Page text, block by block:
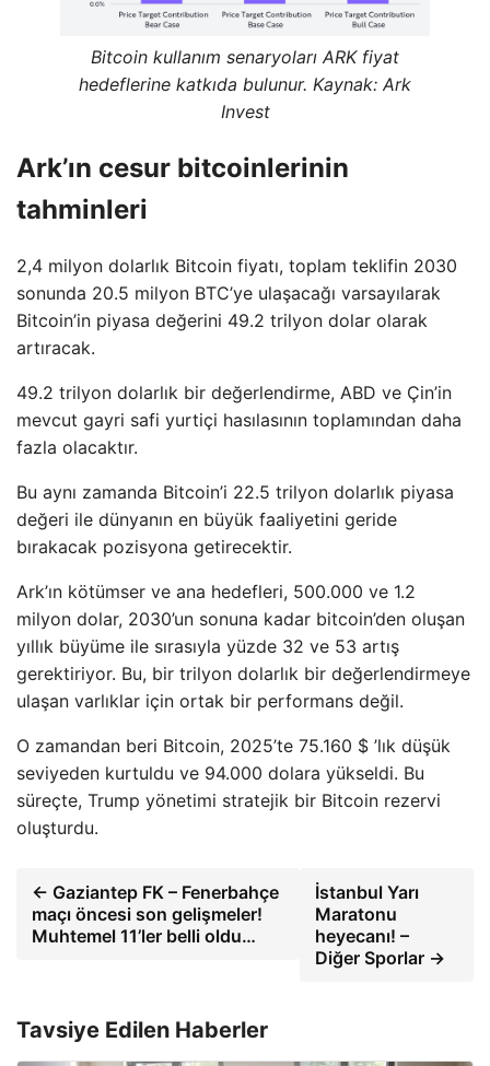
Bitcoin kullanım senaryoları ARK fiyat
hedeflerine katkıda bulunur. Kaynak: Ark
Invest
Ark’ın cesur bitcoinlerinin
tahminleri
2,4 milyon dolarlık Bitcoin fiyatı, toplam teklifin 2030
sonunda 20.5 milyon BTC’ye ulaşacağı varsayılarak
Bitcoin’in piyasa değerini 49.2 trilyon dolar olarak
artıracak.
49.2 trilyon dolarlık bir değerlendirme, ABD ve Çin’in
mevcut gayri safi yurtiçi hasılasının toplamından daha
fazla olacaktır.
Bu aynı zamanda Bitcoin’i 22.5 trilyon dolarlık piyasa
değeri ile dünyanın en büyük faaliyetini geride
bırakacak pozisyona getirecektir.
Ark’ın kötümser ve ana hedefleri, 500.000 ve 1.2
milyon dolar, 2030’un sonuna kadar bitcoin’den oluşan
yıllık büyüme ile sırasıyla yüzde 32 ve 53 artış
gerektiriyor. Bu, bir trilyon dolarlık bir değerlendirmeye
ulaşan varlıklar için ortak bir performans değil.
O zamandan beri Bitcoin, 2025’te 75.160 $ ​​’lık düşük
seviyeden kurtuldu ve 94.000 dolara yükseldi. Bu
süreçte, Trump yönetimi stratejik bir Bitcoin rezervi
oluşturdu.
← Gaziantep FK – Fenerbahçe
maçı öncesi son gelişmeler!
Muhtemel 11’ler belli oldu…
İstanbul Yarı
Maratonu
heyecanı! –
Diğer Sporlar →
Tavsiye Edilen Haberler